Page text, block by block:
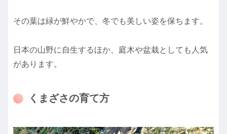
その葉は緑が鮮やかで、冬でも美しい姿を保ちます。
日本の山野に自生するほか、庭木や盆栽としても人気
があります。
くまざさの育て方